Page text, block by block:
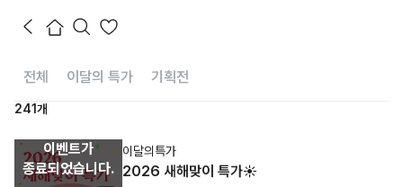
전체 이달의 특가 기획전
241개
이벤트가
종료되었습니다.
이달의특가
2026 새해맞이 특가☀️